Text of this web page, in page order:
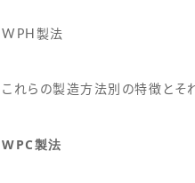
WPH製法
これらの製造方法別の特徴とそ
WPC製法